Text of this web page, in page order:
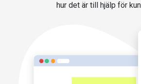
hur det är till hjälp för